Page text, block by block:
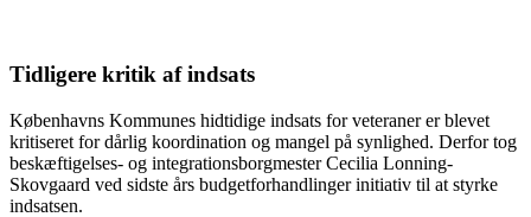
Tidligere kritik af indsats
Københavns Kommunes hidtidige indsats for veteraner er blevet
kritiseret for dårlig koordination og mangel på synlighed. Derfor tog
beskæftigelses- og integrationsborgmester Cecilia Lonning-
Skovgaard ved sidste års budgetforhandlinger initiativ til at styrke
indsatsen.